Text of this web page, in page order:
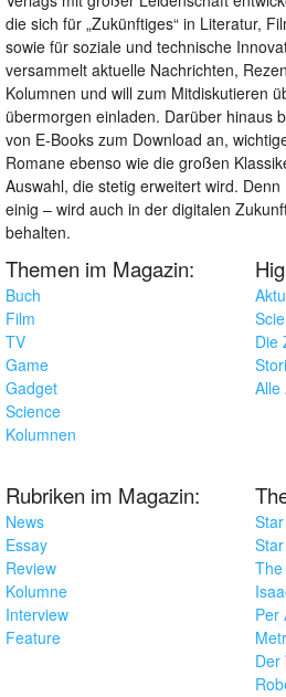
die sich für „Zukünftiges“ in Literatur,
sowie für soziale und technische
versammelt aktuelle Nachrichten,
Kolumnen und will zum Mitdiskutieren
übermorgen einladen. Darüber hinaus
von E-Books zum Download an,
Romane ebenso wie die großen
Auswahl, die stetig erweitert wird.
einig – wird auch in der digitalen
behalten.
Themen im Magazin:
Buch
Film
TV
Game
Gadget
Science
Kolumnen
Die
Alle
Rubriken im Magazin:
News
Essay
Review
Kolumne
Interview
Feature
The
Per
Der